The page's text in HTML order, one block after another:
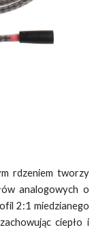
rdzeniem tworzy
analogowych o
2:1 miedzianego
ciepło i